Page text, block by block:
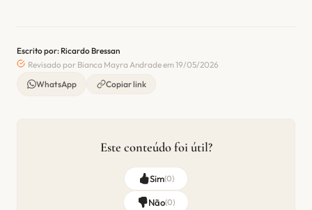
Escrito por: Ricardo Bressan
Revisado por Bianca Mayra Andrade em 19/05/2026
WhatsApp
Copiar link
Este conteúdo foi útil?
Sim(0)
Não(0)